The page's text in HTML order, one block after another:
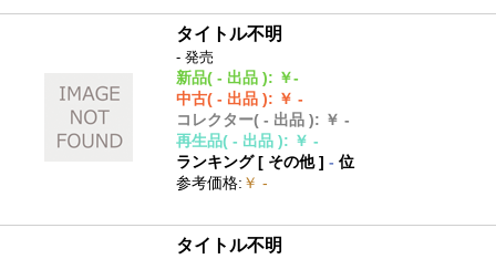
タイトル不明
- 発売
新品( - 出品 ): ￥-
中古( - 出品 ): ￥ -
コレクター( - 出品 ): ￥ -
再生品( - 出品 ): ￥ -
ランキング [ その他]- 位
参考価格: ￥ -
タイトル不明